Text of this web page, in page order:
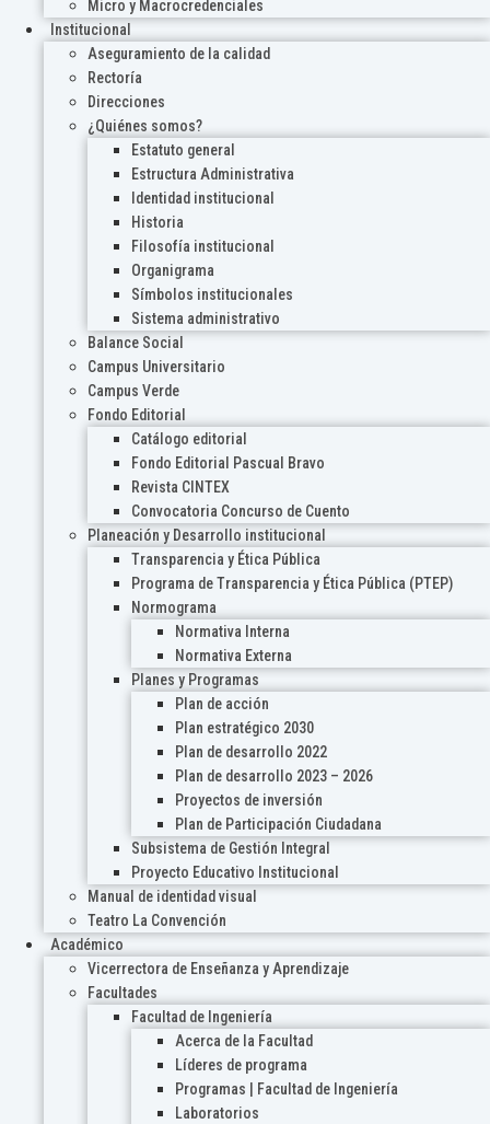
Micro y Macrocredenciales
Institucional
Aseguramiento de la calidad
Rectoría
Direcciones
¿Quiénes somos?
Estatuto general
Estructura Administrativa
Identidad institucional
Historia
Filosofía institucional
Organigrama
Símbolos institucionales
Sistema administrativo
Balance Social
Campus Universitario
Campus Verde
Fondo Editorial
Catálogo editorial
Fondo Editorial Pascual Bravo
Revista CINTEX
Convocatoria Concurso de Cuento
Planeación y Desarrollo institucional
Transparencia y Ética Pública
Programa de Transparencia y Ética Pública (PTEP)
Normograma
Normativa Interna
Normativa Externa
Planes y Programas
Plan de acción
Plan estratégico 2030
Plan de desarrollo 2022
Plan de desarrollo 2023 – 2026
Proyectos de inversión
Plan de Participación Ciudadana
Subsistema de Gestión Integral
Proyecto Educativo Institucional
Manual de identidad visual
Teatro La Convención
Académico
Vicerrectora de Enseñanza y Aprendizaje
Facultades
Facultad de Ingeniería
Acerca de la Facultad
Líderes de programa
Programas | Facultad de Ingeniería
Laboratorios